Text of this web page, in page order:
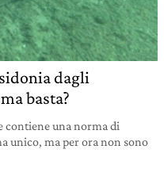
dagli
basta?
contiene una norma di
unico, ma per ora non sono